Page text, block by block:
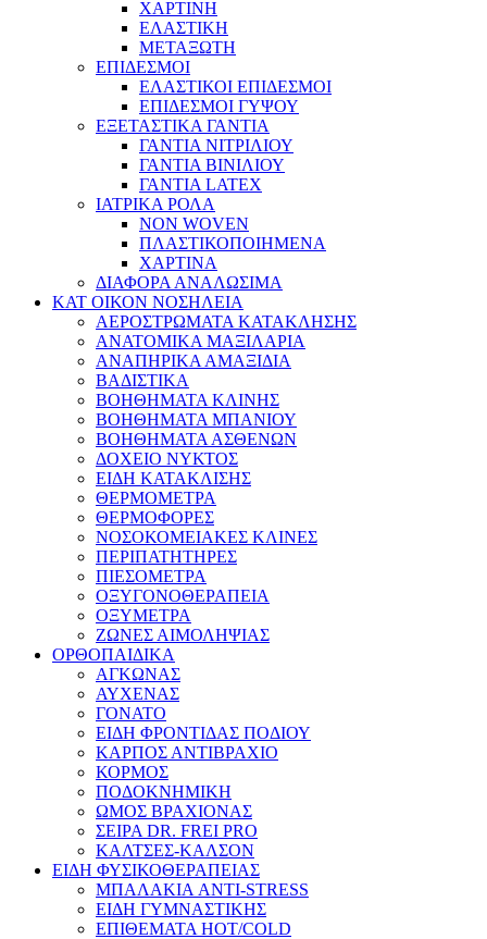
ΧΑΡΤΙΝΗ
ΕΛΑΣΤΙΚΗ
ΜΕΤΑΞΩΤΗ
ΕΠΙΔΕΣΜΟΙ
ΕΛΑΣΤΙΚΟΙ ΕΠΙΔΕΣΜΟΙ
ΕΠΙΔΕΣΜΟΙ ΓΥΨΟΥ
ΕΞΕΤΑΣΤΙΚΑ ΓΑΝΤΙΑ
ΓΑΝΤΙΑ ΝΙΤΡΙΛΙΟΥ
ΓΑΝΤΙΑ ΒΙΝΙΛΙΟΥ
ΓΑΝΤΙΑ LATEX
ΙΑΤΡΙΚΑ ΡΟΛΑ
NON WOVEN
ΠΛΑΣΤΙΚΟΠΟΙΗΜΕΝΑ
ΧΑΡΤΙΝΑ
ΔΙΑΦΟΡΑ ΑΝΑΛΩΣΙΜΑ
ΚΑΤ ΟΙΚΟΝ ΝΟΣΗΛΕΙΑ
ΑΕΡΟΣΤΡΩΜΑΤΑ ΚΑΤΑΚΛΗΣΗΣ
ΑΝΑΤΟΜΙΚΑ ΜΑΞΙΛΑΡΙΑ
ΑΝΑΠΗΡΙΚΑ ΑΜΑΞΙΔΙΑ
ΒΑΔΙΣΤΙΚΑ
ΒΟΗΘΗΜΑΤΑ ΚΛΙΝΗΣ
ΒΟΗΘΗΜΑΤΑ ΜΠΑΝΙΟΥ
ΒΟΗΘΗΜΑΤΑ ΑΣΘΕΝΩΝ
ΔΟΧΕΙΟ ΝΥΚΤΟΣ
ΕΙΔΗ ΚΑΤΑΚΛΙΣΗΣ
ΘΕΡΜΟΜΕΤΡΑ
ΘΕΡΜΟΦΟΡΕΣ
ΝΟΣΟΚΟΜΕΙΑΚΕΣ ΚΛΙΝΕΣ
ΠΕΡΙΠΑΤΗΤΗΡΕΣ
ΠΙΕΣΟΜΕΤΡΑ
ΟΞΥΓΟΝΟΘΕΡΑΠΕΙΑ
ΟΞΥΜΕΤΡΑ
ΖΩΝΕΣ ΑΙΜΟΛΗΨΙΑΣ
ΟΡΘΟΠΑΙΔΙΚΑ
ΑΓΚΩΝΑΣ
ΑΥΧΕΝΑΣ
ΓΟΝΑΤΟ
ΕΙΔΗ ΦΡΟΝΤΙΔΑΣ ΠΟΔΙΟΥ
ΚΑΡΠΟΣ ΑΝΤΙΒΡΑΧΙΟ
ΚΟΡΜΟΣ
ΠΟΔΟΚΝΗΜΙΚΗ
ΩΜΟΣ ΒΡΑΧΙΟΝΑΣ
ΣΕΙΡΑ DR. FREI PRO
ΚΑΛΤΣΕΣ-ΚΑΛΣΟΝ
ΕΙΔΗ ΦΥΣΙΚΟΘΕΡΑΠΕΙΑΣ
ΜΠΑΛΑΚΙΑ ANTI-STRESS
ΕΙΔΗ ΓΥΜΝΑΣΤΙΚΗΣ
ΕΠΙΘΕΜΑΤΑ HOT/COLD